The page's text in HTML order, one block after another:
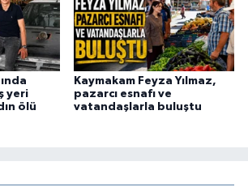
yeri
ölü
Kaymakam Feyza Yılmaz,
pazarcı esnafı ve
vatandaşlarla buluştu